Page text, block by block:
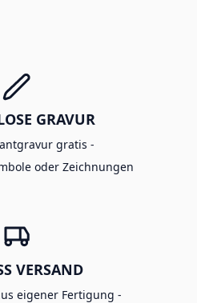
GRAVUR
gratis -
oder Zeichnungen
VERSAND
eigener Fertigung -